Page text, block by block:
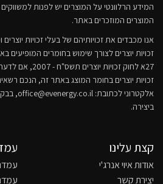
המידע הרלוונטי על המוצרים יש לפנות
המוצרים המוזכרים באתר.
אנו מכבדים את זכויותיהם של בעלי זכויות
זכויות יוצרים לצורך שימוש בחומרים
27א לחוק זכויות
זכויות יוצרים בחומר המוצג באתר זה, הנכם
אלקטרוני לכתובת: office@evenergy.co.il
,
ביצירה.
קצת עלינו
אודות איוי אנרג'י
יצירת קשר